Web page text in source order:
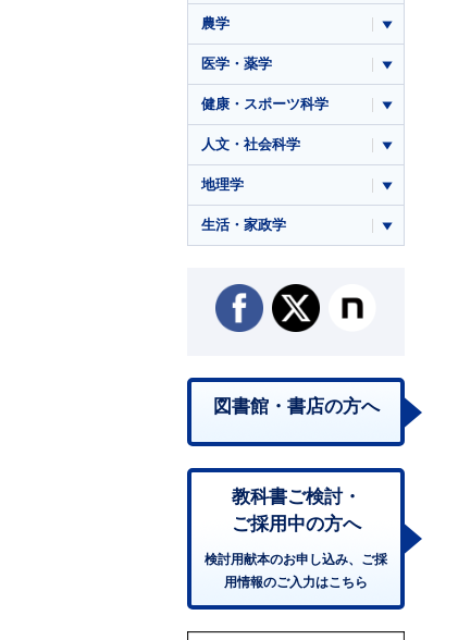
農学
医学・薬学
健康・スポーツ科学
人文・社会科学
地理学
生活・家政学
図書館・書店の方へ
教科書ご検討・
ご採用中の方へ
検討用献本のお申し込み、ご採
用情報のご入力はこちら